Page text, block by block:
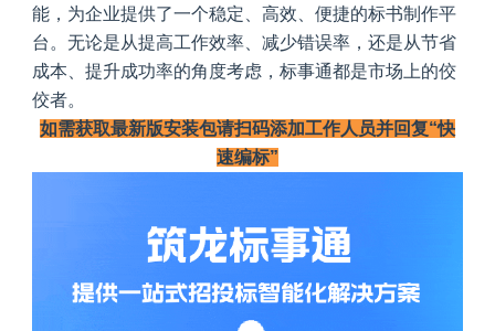
能，为企业提供了一个稳定、高效、便捷的标书制作平
台。无论是从提高工作效率、减少错误率，还是从节省
成本、提升成功率的角度考虑，标事通都是市场上的佼
佼者。
如需获取最新版安装包请扫码添加工作人员并回复“快
速编标”